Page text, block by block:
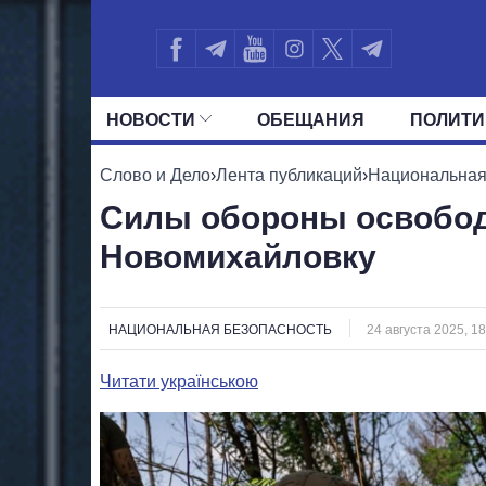
НОВОСТИ ОБЕЩАНИЯ
ВСЕ ПОЛИТИКИ ПРЕЗИДЕНТ И
Слово и Дело›Лента публикаций›
Силы обороны
Новомихайловку
НАЦИОНАЛЬНАЯ БЕЗОПАСНОСТЬ 24 августа 2025,
Читати українською